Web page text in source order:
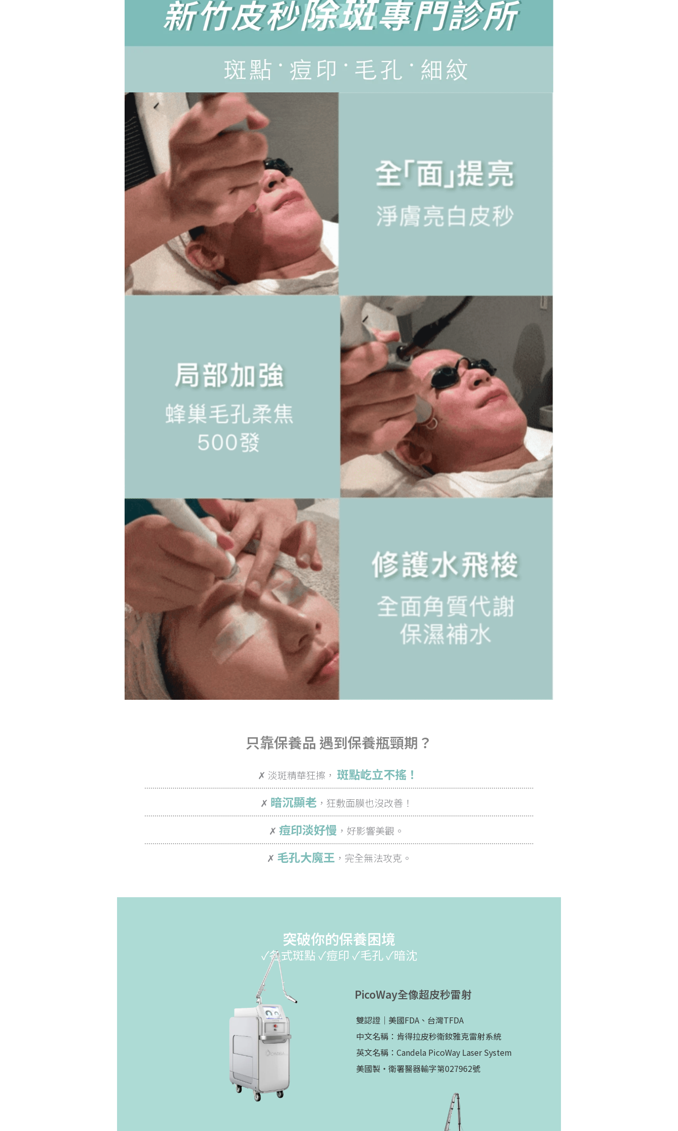
只靠保養品 遇到保養瓶頸期？
✗ 淡斑精華狂擦， 斑點屹立不搖！
✗ 暗沉顯老 ，狂敷面膜也沒改善！
✗ 痘印淡好慢 ，好影響美觀。
✗ 毛孔大魔王 ，完全無法攻克。
突破你的保養困境
✓各式斑點 ✓痘印 ✓毛孔 ✓暗沈
PicoWay全像超皮秒雷射
雙認證｜美國FDA、台灣TFDA
中文名稱：肯得拉皮秒衛釹雅克雷射系統
英文名稱：Candela PicoWay Laser System
美國製・衛署醫器輸字第027962號